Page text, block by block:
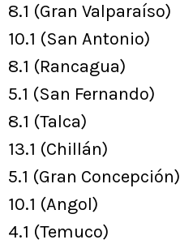
8.1 (Gran Valparaíso)
10.1 (San Antonio)
8.1 (Rancagua)
5.1 (San Fernando)
8.1 (Talca)
13.1 (Chillán)
5.1 (Gran Concepción)
10.1 (Angol)
4.1 (Temuco)